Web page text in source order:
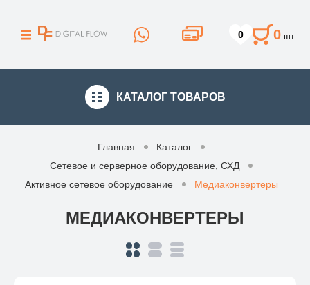
0 0 шт.
КАТАЛОГ ТОВАРОВ
Главная
Каталог
Сетевое и серверное оборудование, СХД
Активное сетевое оборудование
Медиаконвертеры
МЕДИАКОНВЕРТЕРЫ